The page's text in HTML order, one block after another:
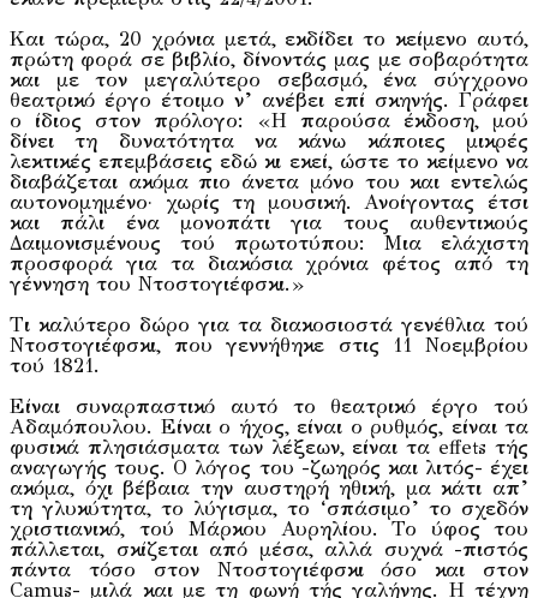
Και τώρα, 20 χρόνια μετά, εκδίδει το κείμενο αυτό,
πρώτη φορά σε βιβλίο, δίνοντάς μας με σοβαρότητα
και με τον μεγαλύτερο σεβασμό, ένα σύγχρονο
θεατρικό έργο έτοιμο ν’ ανέβει επί σκηνής. Γράφει
ο ίδιος στον πρόλογο: «Η παρούσα έκδοση, μού
δίνει τη δυνατότητα να κάνω κάποιες μικρές
λεκτικές επεμβάσεις εδώ κι εκεί, ώστε το κείμενο να
διαβάζεται ακόμα πιο άνετα μόνο του και εντελώς
αυτονομημένο· χωρίς τη μουσική. Ανοίγοντας έτσι
και πάλι ένα μονοπάτι για τους αυθεντικούς
Δαιμονισμένους τού πρωτοτύπου: Μια ελάχιστη
προσφορά για τα διακόσια χρόνια φέτος από τη
γέννηση του Ντοστογιέφσκι.»
Τι καλύτερο δώρο για τα διακοσιοστά γενέθλια τού
Ντοστογιέφσκι, που γεννήθηκε στις 11 Νοεμβρίου
τού 1821.
Είναι συναρπαστικό αυτό το θεατρικό έργο τού
Αδαμόπουλου. Είναι ο ήχος, είναι ο ρυθμός, είναι τα
φυσικά πλησιάσματα των λέξεων, είναι τα effets τής
αναγωγής τους. Ο λόγος του -ζωηρός και λιτός- έχει
ακόμα, όχι βέβαια την αυστηρή ηθική, μα κάτι απ’
τη γλυκύτητα, το λύγισμα, το ‘σπάσιμο’ το σχεδόν
χριστιανικό, τού Μάρκου Αυρηλίου. Το ύφος του
πάλλεται, σκίζεται από μέσα, αλλά συχνά -πιστός
πάντα τόσο στον Ντοστογιέφσκι όσο και στον
Camus- μιλά και με τη φωνή τής γαλήνης. Η τέχνη